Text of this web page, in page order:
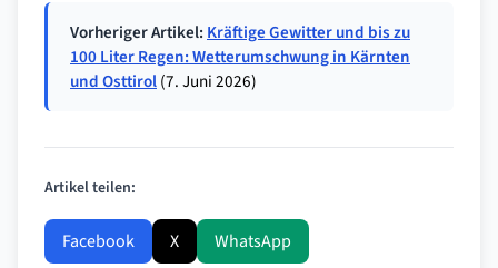
Vorheriger Artikel: Kräftige Gewitter und bis zu
100 Liter Regen: Wetterumschwung in Kärnten
und Osttirol(7. Juni 2026)
Artikel teilen:
Facebook X WhatsApp